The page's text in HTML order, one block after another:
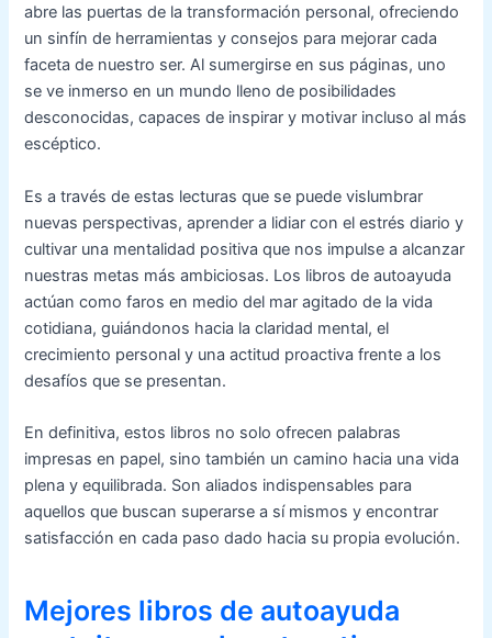
abre las puertas de la transformación personal, ofreciendo
un sinfín de herramientas y consejos para mejorar cada
faceta de nuestro ser. Al sumergirse en sus páginas, uno
se ve inmerso en un mundo lleno de posibilidades
desconocidas, capaces de inspirar y motivar incluso al más
escéptico.
Es a través de estas lecturas que se puede vislumbrar
nuevas perspectivas, aprender a lidiar con el estrés diario y
cultivar una mentalidad positiva que nos impulse a alcanzar
nuestras metas más ambiciosas. Los libros de autoayuda
actúan como faros en medio del mar agitado de la vida
cotidiana, guiándonos hacia la claridad mental, el
crecimiento personal y una actitud proactiva frente a los
desafíos que se presentan.
En definitiva, estos libros no solo ofrecen palabras
impresas en papel, sino también un camino hacia una vida
plena y equilibrada. Son aliados indispensables para
aquellos que buscan superarse a sí mismos y encontrar
satisfacción en cada paso dado hacia su propia evolución.
Mejores libros de autoayuda